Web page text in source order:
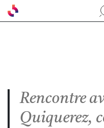
Aller au contenu principal
Rencontre
Quiquerez,